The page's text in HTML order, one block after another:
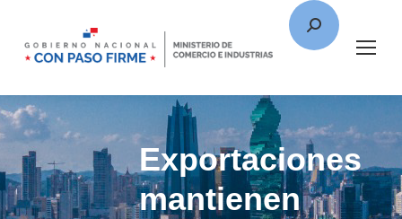
Exportaciones
mantienen